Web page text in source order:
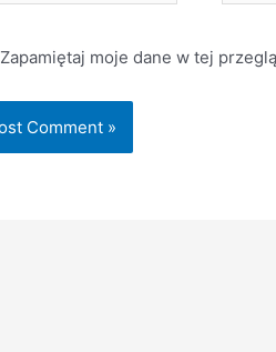
Zapamiętaj moje dane w tej